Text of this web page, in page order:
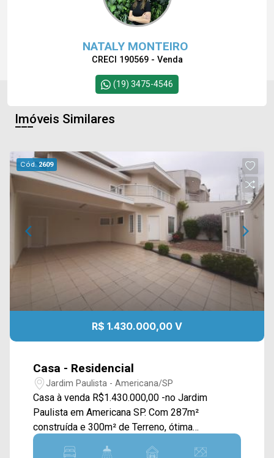
NATALY MONTEIRO
CRECI 190569 - Venda
(19) 3475-4546
Imóveis Similares
Cód. 2609
R$ 1.430.000,00 V
Casa - Residencial
Jardim Paulista - Americana/SP
Casa à venda R$1.430.000,00 -no Jardim
Paulista em Americana SP. Com 287m²
construída e 300m² de Terreno, ótima
infraestrutura,. Piso superior com 03